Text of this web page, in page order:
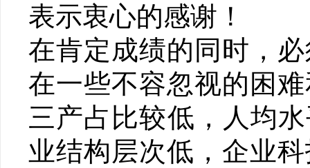
表示衷心的感谢！
在肯定成绩的同时，
在一些不容忽视的困
三产占比较低，人均
业结构层次低，企业